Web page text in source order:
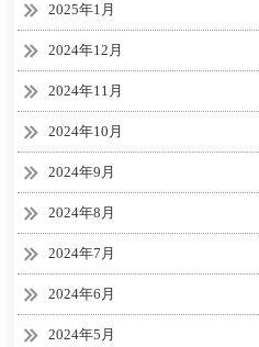
2025年1月
2024年12月
2024年11月
2024年10月
2024年9月
2024年8月
2024年7月
2024年6月
2024年5月